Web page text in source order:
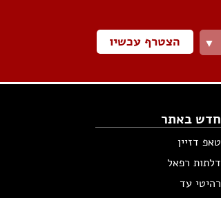
▼ הצטרף עכשיו
חדש באתר
טאפ דזיין
דלתות רפאל
רהיטי עד